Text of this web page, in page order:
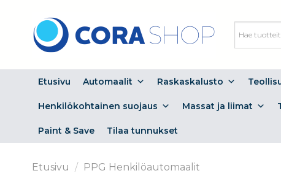
content
Etusivu Automaalit Raskaskalusto
Henkilökohtainen suojaus Massat ja liimat
Paint & Save Tilaa tunnukset
Etusivu / PPG Henkilöautomaalit